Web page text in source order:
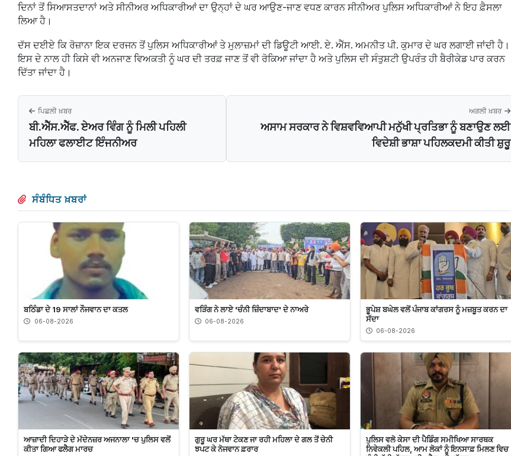
ਦਿਨਾਂ ਤੋਂ ਸਿਆਸਤਦਾਨਾਂ ਅਤੇ ਸੀਨੀਅਰ ਅਧਿਕਾਰੀਆਂ ਦਾ ਉਨ੍ਹਾਂ ਦੇ ਘਰ ਆਉਣ-ਜਾਣ ਵਧਣ ਕਾਰਨ ਸੀਨੀਅਰ ਪੁਲਿਸ ਅਧਿਕਾਰੀਆਂ ਨੇ ਇਹ ਫ਼ੈਸਲਾ
ਲਿਆ ਹੈ।
ਦੱਸ ਦਈਏ ਕਿ ਰੋਜ਼ਾਨਾ ਇਕ ਦਰਜਨ ਤੋਂ ਪੁਲਿਸ ਅਧਿਕਾਰੀਆਂ ਤੇ ਮੁਲਾਜ਼ਮਾਂ ਦੀ ਡਿਊਟੀ ਆਈ. ਏ. ਐੱਸ. ਅਮਨੀਤ ਪੀ. ਕੁਮਾਰ ਦੇ ਘਰ ਲਗਾਈ ਜਾਂਦੀ ਹੈ।
ਇਸ ਦੇ ਨਾਲ ਹੀ ਕਿਸੇ ਵੀ ਅਨਜਾਣ ਵਿਅਕਤੀ ਨੂੰ ਘਰ ਦੀ ਤਰਫ਼ ਜਾਣ ਤੋਂ ਵੀ ਰੋਕਿਆ ਜਾਂਦਾ ਹੈ ਅਤੇ ਪੁਲਿਸ ਦੀ ਸੰਤੁਸ਼ਟੀ ਉਪਰੰਤ ਹੀ ਬੈਰੀਕੇਡ ਪਾਰ ਕਰਨ
ਦਿੱਤਾ ਜਾਂਦਾ ਹੈ।
ਪਿਛਲੀ ਖ਼ਬਰ
ਬੀ.ਐੱਸ.ਐੱਫ. ਏਅਰ ਵਿੰਗ ਨੂੰ ਮਿਲੀ ਪਹਿਲੀ
ਮਹਿਲਾ ਫਲਾਈਟ ਇੰਜਨੀਅਰ
ਅਗਲੀ ਖ਼ਬਰ
ਅਸਾਮ ਸਰਕਾਰ ਨੇ ਵਿਸ਼ਵਵਿਆਪੀ ਮਨੁੱਖੀ ਪ੍ਰਤਿਭਾ ਨੂੰ ਬਣਾਉਣ ਲਈ
ਵਿਦੇਸ਼ੀ ਭਾਸ਼ਾ ਪਹਿਲਕਦਮੀ ਕੀਤੀ ਸ਼ੁਰੂ
ਸੰਬੰਧਿਤ ਖ਼ਬਰਾਂ
ਬਠਿੰਡਾ ਦੇ 19 ਸਾਲਾਂ ਨੌਜਵਾਨ ਦਾ ਕਤਲ
06-08-2026
ਵੜਿੰਗ ਨੇ ਲਾਏ 'ਚੰਨੀ ਜ਼ਿੰਦਾਬਾਦ' ਦੇ ਨਾਅਰੇ
06-08-2026
ਭੂਪੇਸ਼ ਬਘੇਲ ਵਲੋਂ ਪੰਜਾਬ ਕਾਂਗਰਸ ਨੂੰ ਮਜ਼ਬੂਤ ਕਰਨ ਦਾ
ਸੱਦਾ
06-08-2026
ਆਜ਼ਾਦੀ ਦਿਹਾੜੇ ਦੇ ਮੱਦੇਨਜ਼ਰ ਅਜਨਾਲਾ 'ਚ ਪੁਲਿਸ ਵਲੋਂ
ਕੀਤਾ ਗਿਆ ਫਲੈਗ ਮਾਰਚ
ਗੁਰੂ ਘਰ ਮੱਥਾ ਟੇਕਣ ਜਾ ਰਹੀ ਮਹਿਲਾ ਦੇ ਗਲ ਤੋਂ ਚੇਨੀ
ਝਪਟ ਕੇ ਨੋਜਵਾਨ ਫ਼ਰਾਰ
ਪੁਲਿਸ ਵਲੋ ਕੇਸਾ ਦੀ ਪੈਡਿੰਗ ਸਮੀਖਿਆ ਸਾਰਥਕ
ਨਿਵੇਕਲੀ ਪਹਿਲ, ਆਮ ਲੋਕਾਂ ਨੂੰ ਇਨਸਾਫ਼ ਮਿਲਣ ਵਿਚ